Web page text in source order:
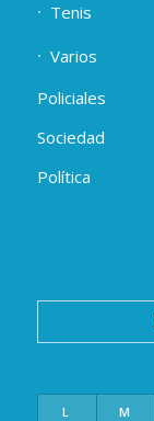
Tenis
Varios
Policiales
Sociedad
Política
L M